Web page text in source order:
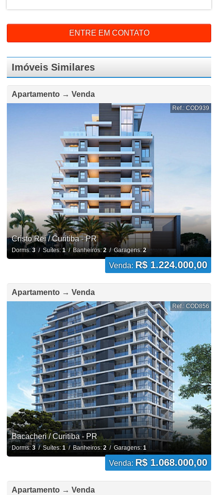
ENTRE EM CONTATO
Imóveis Similares
Apartamento → Venda
Ref.: COD939
Cristo Rei / Curitiba - PR
Dorms: 3/ Suítes:1/ Banheiros:2/ Garagens:2
Venda: R$ 1.224.000,00
Apartamento → Venda
Ref.: COD856
Bacacheri / Curitiba - PR
Dorms: 3/ Suítes: 1/ Banheiros: 2/ Garagens: 1
Venda: R$ 1.068.000,00
Apartamento → Venda